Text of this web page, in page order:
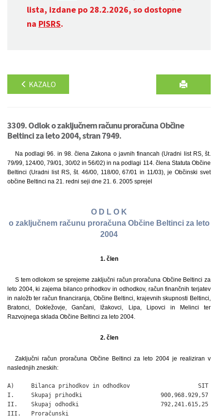
lista, izdane po 28.2.2026, so dostopne
na PISRS.
KAZALO
3309. Odlok o zaključnem računu proračuna Občine
Beltinci za leto 2004, stran 7949.
Na podlagi 96. in 98. člena Zakona o javnih financah (Uradni list RS, št.
79/99, 124/00, 79/01, 30/02 in 56/02) in na podlagi 114. člena Statuta Občine
Beltinci (Uradni list RS, št. 46/00, 118/00, 67/01 in 11/03), je Občinski svet
občine Beltinci na 21. redni seji dne 21. 6. 2005 sprejel
O D L O K
o zaključnem računu proračuna Občine Beltinci za leto
2004
1. člen
S tem odlokom se sprejeme zaključni račun proračuna Občine Beltinci za
leto 2004, ki zajema bilanco prihodkov in odhodkov, račun finančnih terjatev
in naložb ter račun financiranja, Občine Beltinci, krajevnih skupnosti Beltinci,
Bratonci, Dokležovje, Gančani, Ižakovci, Lipa, Lipovci in Melinci ter
Razvojnega sklada Občine Beltinci za leto 2004.
2. člen
Zaključni račun proračuna Občine Beltinci za leto 2004 je realiziran v
naslednjih zneskih:
A)     Bilanca prihodkov in odhodkov                    SIT
I.     Skupaj prihodki                       900,968.929,57
II.    Skupaj odhodki                        792,241.615,25
III.   Proračunski